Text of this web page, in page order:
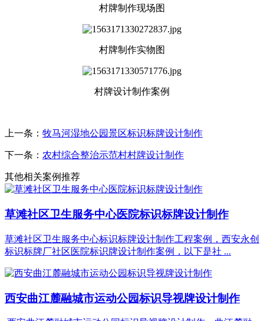
村牌制作现场图
村牌制作实物图
村牌设计制作案例
上一条： 牧马河湿地公园景区标识标牌设计制作
下一条： 农村综合整治示范村村牌设计制作
其他相关案例推荐
草滩社区卫生服务中心医院标识标牌设计制作
草滩社区卫生服务中心标识标牌设计制作工程案例，西安永创
标识标牌厂社区医院标识牌设计制作案例，以下是社 ...
西安曲江麓融城市运动公园标识导视牌设计制作